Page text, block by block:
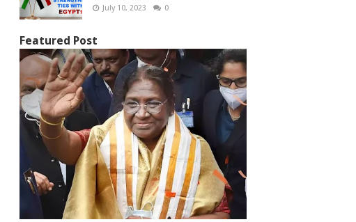
July 10, 2023 0
Featured Post